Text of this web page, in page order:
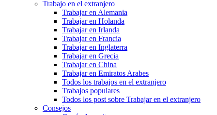
Trabajo en el extranjero
Trabajar en Alemania
Trabajar en Holanda
Trabajar en Irlanda
Trabajar en Francia
Trabajar en Inglaterra
Trabajar en Grecia
Trabajar en China
Trabajar en Emiratos Arabes
Todos los trabajos en el extranjero
Trabajos populares
Todos los post sobre Trabajar en el extranjero
Consejos